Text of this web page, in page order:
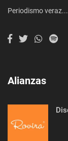
Periodismo veraz...
Alianzas